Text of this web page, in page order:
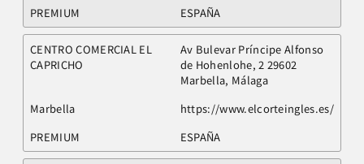
PREMIUM
ESPAÑA
CENTRO COMERCIAL EL
CAPRICHO
Av Bulevar Príncipe Alfonso
de Hohenlohe, 2 29602
Marbella, Málaga
Marbella
https://www.elcorteingles.es/
PREMIUM
ESPAÑA